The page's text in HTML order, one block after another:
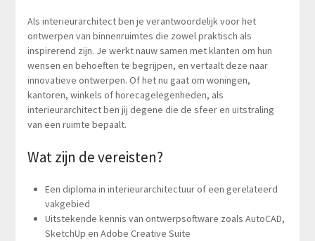
Als interieurarchitect ben je verantwoordelijk voor het
ontwerpen van binnenruimtes die zowel praktisch als
inspirerend zijn. Je werkt nauw samen met klanten om hun
wensen en behoeften te begrijpen, en vertaalt deze naar
innovatieve ontwerpen. Of het nu gaat om woningen,
kantoren, winkels of horecagelegenheden, als
interieurarchitect ben jij degene die de sfeer en uitstraling
van een ruimte bepaalt.
Wat zijn de vereisten?
Een diploma in interieurarchitectuur of een gerelateerd
vakgebied
Uitstekende kennis van ontwerpsoftware zoals AutoCAD,
SketchUp en Adobe Creative Suite